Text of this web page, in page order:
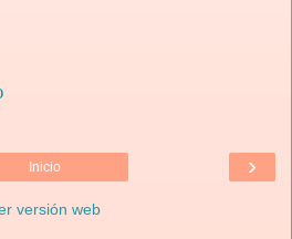
›
Inicio
versión web